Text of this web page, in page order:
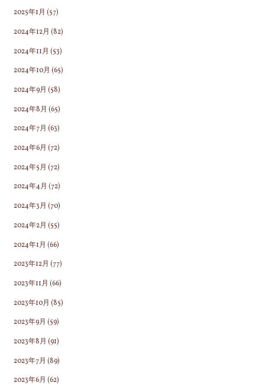
2025年1月 (57)
2024年12月 (82)
2024年11月 (53)
2024年10月 (65)
2024年9月 (58)
2024年8月 (65)
2024年7月 (63)
2024年6月 (72)
2024年5月 (72)
2024年4月 (72)
2024年3月 (70)
2024年2月 (55)
2024年1月 (66)
2023年12月 (77)
2023年11月 (66)
2023年10月 (85)
2023年9月 (59)
2023年8月 (91)
2023年7月 (89)
2023年6月 (62)